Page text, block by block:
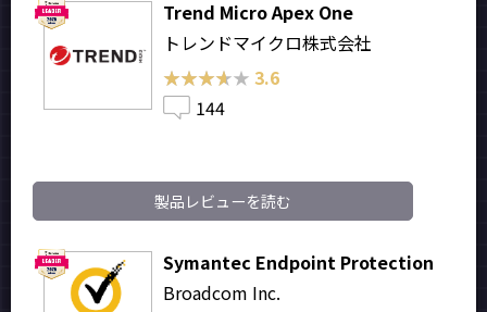
Trend Micro Apex One
トレンドマイクロ株式会社
★★★★★
★★★★★ 3.6
144
製品レビューを読む
Symantec Endpoint Protection
Broadcom Inc.